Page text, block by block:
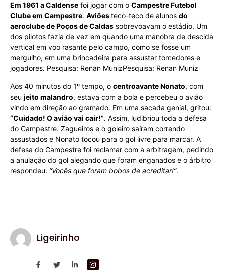
Em 1961 a Caldense foi jogar com o Campestre Futebol
Clube em Campestre. Aviõesteco-teco de alunos do
aeroclube de Poços de Caldas sobrevoavam o estádio. Um
dos pilotos fazia de vez em quando uma manobra de descida
vertical em voo rasante pelo campo, como se fosse um
mergulho, em uma brincadeira para assustar torcedores e
jogadores. Pesquisa: Renan MunizPesquisa: Renan Muniz
Aos 40 minutos do 1º tempo, o centroavante Nonato, com
seu jeito malandro, estava com a bola e percebeu o avião
vindo em direção ao gramado. Em uma sacada genial, gritou:
“Cuidado! O avião vai cair!”. Assim, ludibriou toda a defesa
do Campestre. Zagueiros e o goleiro saíram correndo
assustados e Nonato tocou para o gol livre para marcar. A
defesa do Campestre foi reclamar com a arbitragem, pedindo
a anulação do gol alegando que foram enganados e o árbitro
respondeu: “Vocês que foram bobos de acreditar!”.
Ligeirinho